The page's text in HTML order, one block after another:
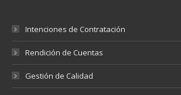
Intenciones de Contratación
Rendición de Cuentas
Gestión de Calidad